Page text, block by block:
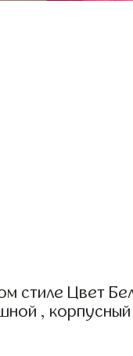
стиле Цвет
,